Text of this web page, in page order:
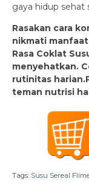
gaya hidup sehat
Rasakan cara
nikmati
Rasa Coklat
menyehatkan.
rutinitas
teman nutrisi
Tags: Susu Sereal